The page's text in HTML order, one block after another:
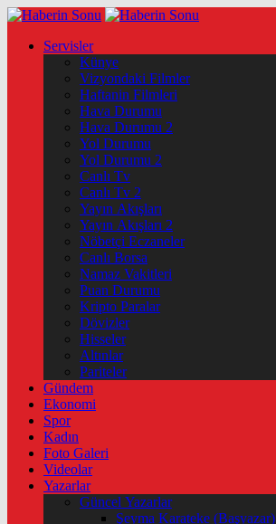
Servisler
Künye
Vizyondaki Filmler
Haftanin Filmleri
Hava Durumu
Hava Durumu 2
Yol Durumu
Yol Durumu 2
Canlı Tv
Canlı Tv 2
Yayın Akışları
Yayın Akışları 2
Nöbetçi Eczaneler
Canlı Borsa
Namaz Vakitleri
Puan Durumu
Kripto Paralar
Dövizler
Hisseler
Altınlar
Pariteler
Gündem
Ekonomi
Spor
Kadın
Foto Galeri
Videolar
Yazarlar
Güncel Yazarlar
Şeyma Karateke (Başyazar)